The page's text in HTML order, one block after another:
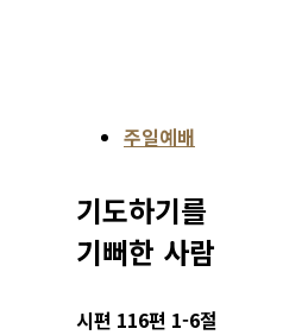
주일예배
기도하기를
기뻐한 사람
시편 116편 1-6절